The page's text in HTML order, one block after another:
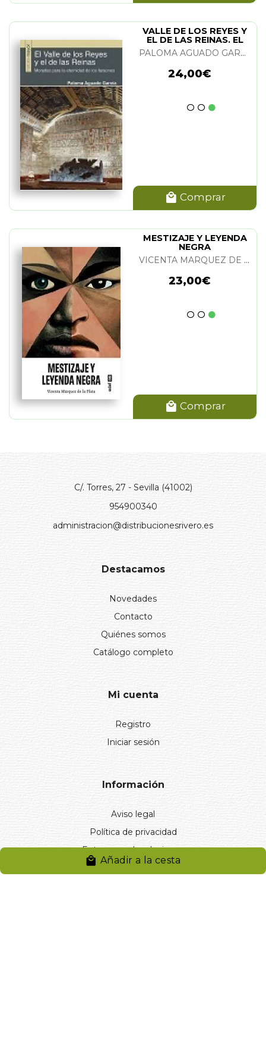
Añadir a la cesta
VALLE DE LOS REYES Y
EL DE LAS REINAS. EL
PALOMA AGUADO GARCIA
24,00€
Comprar
MESTIZAJE Y LEYENDA
NEGRA
VICENTA MARQUEZ DE LA PLATA
23,00€
Comprar
C/. Torres, 27 - Sevilla (41002)
954900340
administracion@distribucionesrivero.es
Destacamos
Novedades
Contacto
Quiénes somos
Catálogo completo
Mi cuenta
Registro
Iniciar sesión
Información
Aviso legal
Política de privacidad
Entregas y devoluciones